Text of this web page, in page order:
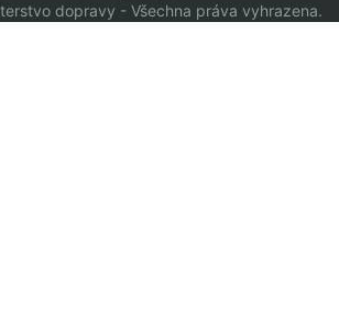
dopravy - Všechna práva vyhrazena.